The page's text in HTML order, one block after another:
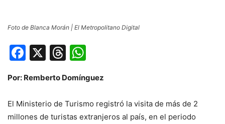
Foto de Blanca Morán | El Metropolitano Digital
Facebook
X Threads
Por: Remberto Domínguez
El Ministerio de Turismo registró la visita de más de 2
millones de turistas extranjeros al país, en el periodo